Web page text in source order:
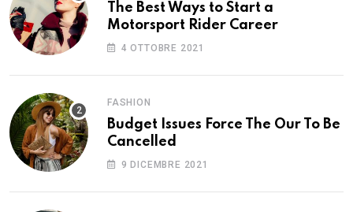
The Best Ways to Start a
Motorsport Rider Career
4 OTTOBRE 2021
FASHION
Budget Issues Force The Our To Be
Cancelled
9 DICEMBRE 2021